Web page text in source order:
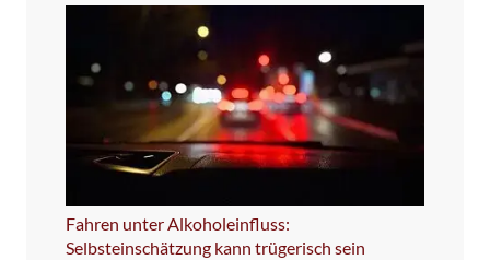
Fahren unter Alkoholeinfluss:
Selbsteinschätzung kann trügerisch sein